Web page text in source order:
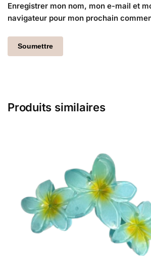
Enregistrer mon nom, mon e-mail et
navigateur pour mon prochain
Produits similaires